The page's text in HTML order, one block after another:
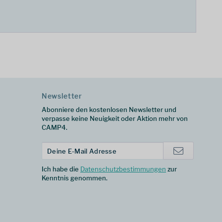
Newsletter
Abonniere den kostenlosen Newsletter und
verpasse keine Neuigkeit oder Aktion mehr von
CAMP4.
Ich habe die Datenschutzbestimmungen zur
Kenntnis genommen.